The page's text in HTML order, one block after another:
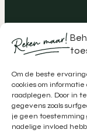
Om de beste
cookies om
raadplegen. Door in
gegevens zoals
je geen
nadelige invloed